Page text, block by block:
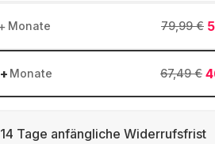
Monate 79,99 €
+ Monate 67,49 €
14 Tage anfängliche Widerrufsfrist